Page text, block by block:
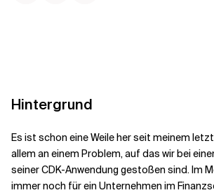
Hintergrund
Es ist schon eine Weile her seit meinem
allem an einem Problem, auf das wir bei
seiner CDK-Anwendung gestoßen sind. Im
immer noch für ein Unternehmen im